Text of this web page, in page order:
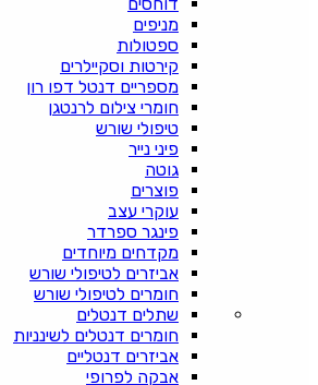
מניפים
ספטולות
קירטות וסקיילרים
מספריים דנטל דפו רון
חומרי צילום לרנטגן
טיפולי שורש
פיני נייר
גוטה
פוצרים
עוקרי עצב
פינגר ספרדר
מקדחים מיוחדים
אביזרים לטיפולי שורש
חומרים לטיפולי שורש
שתלים דנטלים
חומרים דנטלים לשינניות
אביזרים דנטליים
אבקה לפרופי